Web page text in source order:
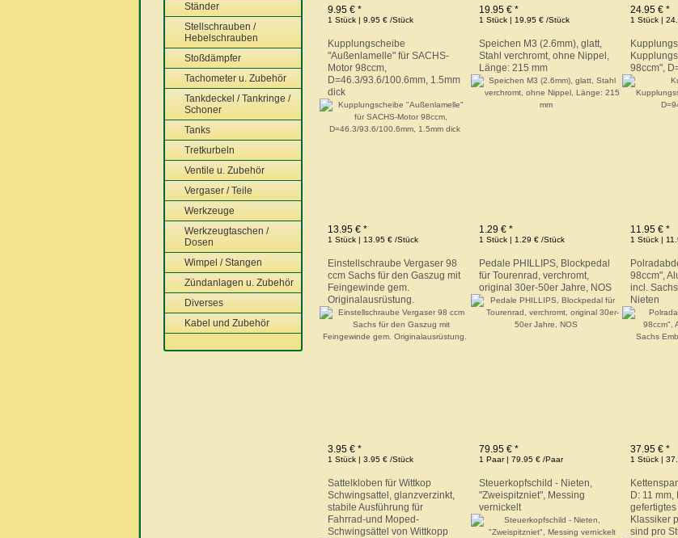
Ständer
Stellschrauben /
Hebelschrauben
Stoßdämpfer
Tachometer u. Zubehör
Tankdeckel / Tankringe /
Schoner
Tanks
Tretkurbeln
Ventile u. Zubehör
Vergaser / Teile
Werkzeuge
Werkzeugtaschen /
Dosen
Wimpel / Stangen
Zündanlagen u. Zubehör
Diverses
Kabel und Zubehör
9.95 € *
1 Stück | 9.95 € /Stück
19.95 € *
1 Stück | 19.95 € /Stück
24.95 € *
1 Stück |
Kupplungscheibe
"Außenlamelle" für SACHS-
Motor 98ccm,
D=46.3/93.6/100.6mm, 1.5mm
dick
13.95 € *
1 Stück | 13.95 € /Stück
Speichen M3 (2.6mm), glatt,
Stahl verchromt, ohne Nippel,
Länge: 215 mm
1.29 € *
1 Stück | 1.29 € /Stück
98ccm",
11.95 € *
1 Stück |
Einstellschraube Vergaser 98
ccm Sachs für den Gaszug mit
Feingewinde gem.
Originalausrüstung.
3.95 € *
1 Stück | 3.95 € /Stück
Pedale PHILLIPS, Blockpedal
für Tourenrad, verchromt,
original 30er-50er Jahre, NOS
79.95 € *
1 Paar | 79.95 € /Paar
98ccm",
incl.
Nieten
37.95 € *
1 Stück |
Sattelkloben für Wittkop
Schwingsattel, glanzverzinkt,
stabile Ausführung für
Fahrrad-und Moped-
Schwingsättel von Wittkopp
Steuerkopfschild - Nieten,
"Zweispitzniet", Messing
vernickelt
D: 11
Klassiker
sind pro